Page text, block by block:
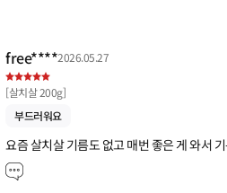
free****2026.05.27
[살치살 200g]
부드러워요
요즘 살치살 기름도 없고 매번 좋은 게 와서